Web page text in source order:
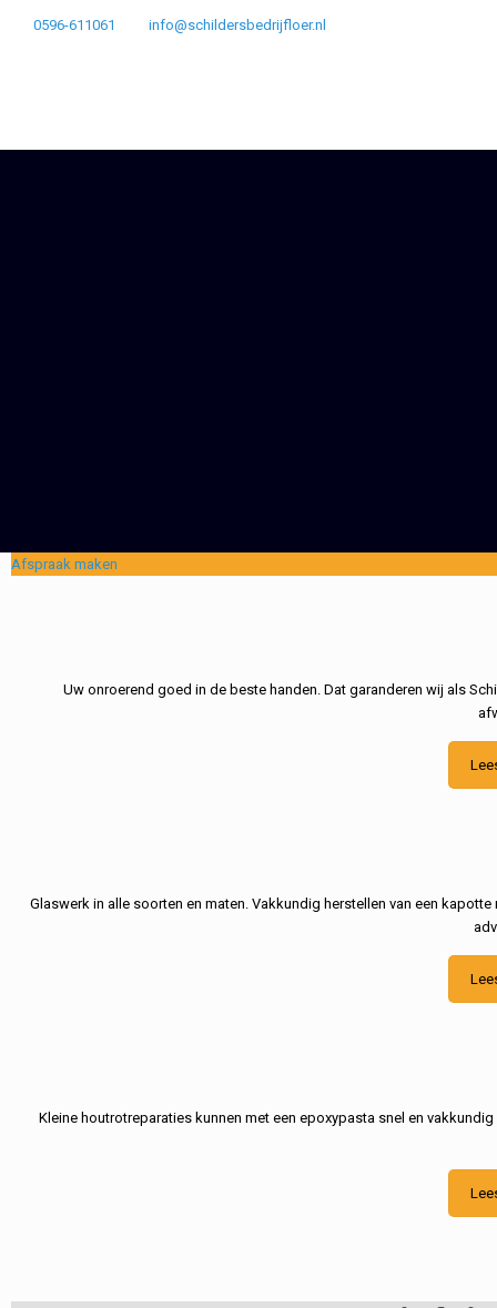
0596-611061 info@schildersbedrijfloer.nl
Afspraak maken
Uw onroerend goed in de beste handen. Dat garanderen wij als
Glaswerk in alle soorten en maten. Vakkundig herstellen van een
Kleine houtrotreparaties kunnen met een epoxypasta snel en